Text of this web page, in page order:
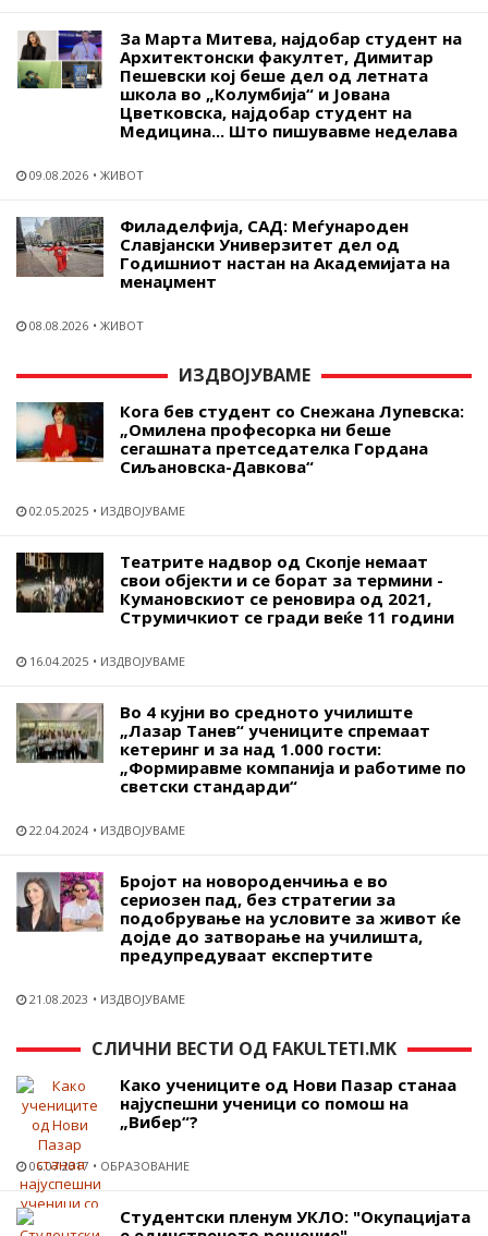
За Марта Митева, најдобар студент на
Архитектонски факултет, Димитар
Пешевски кој беше дел од летната
школа во „Колумбија“ и Јована
Цветковска, најдобар студент на
Медицина... Што пишувавме неделава
09.08.2026 ЖИВОТ
Филаделфија, САД: Меѓународен
Славјански Универзитет дел од
Годишниот настан на Академијата на
менаџмент
08.08.2026 ЖИВОТ
ИЗДВОЈУВАМЕ
Кога бев студент со Снежана Лупевска:
„Омилена професорка ни беше
сегашната претседателка Гордана
Сиљановска-Давкова“
02.05.2025 ИЗДВОЈУВАМЕ
Театрите надвор од Скопје немаат
свои објекти и се борат за термини -
Кумановскиот се реновира од 2021,
Струмичкиот се гради веќе 11 години
16.04.2025 ИЗДВОЈУВАМЕ
Во 4 кујни во средното училиште
„Лазар Танев“ учениците спремаат
кетеринг и за над 1.000 гости:
„Формиравме компанија и работиме по
светски стандарди“
22.04.2024 ИЗДВОЈУВАМЕ
Бројот на новороденчиња е во
сериозен пад, без стратегии за
подобрување на условите за живот ќе
дојде до затворање на училишта,
предупредуваат експертите
21.08.2023 ИЗДВОЈУВАМЕ
СЛИЧНИ ВЕСТИ ОД FAKULTETI.MK
Како учениците од Нови Пазар станаа
најуспешни ученици со помош на
„Вибер“?
06.07.2017 ОБРАЗОВАНИЕ
Студентски пленум УКЛО: "Окупацијата